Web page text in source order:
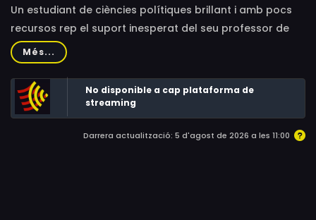
Un estudiant de ciències polítiques brillant i amb pocs
recursos rep el suport inesperat del seu professor de
filosofia política i la seva dona.
Més...
No disponible a cap plataforma de
streaming
Darrera actualització: 5 d'agost de 2026 a les 11:00